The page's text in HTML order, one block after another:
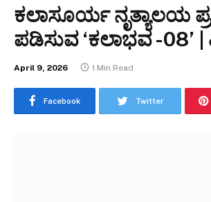
ಕಲಾಸೂರ್ಯ ನೃತ್ಯಾಲಯ
ಪಡಿಸುವ ‘ಕಲಾಭವ -08’
April 9, 2026 1 Min Read
Facebook Twitter